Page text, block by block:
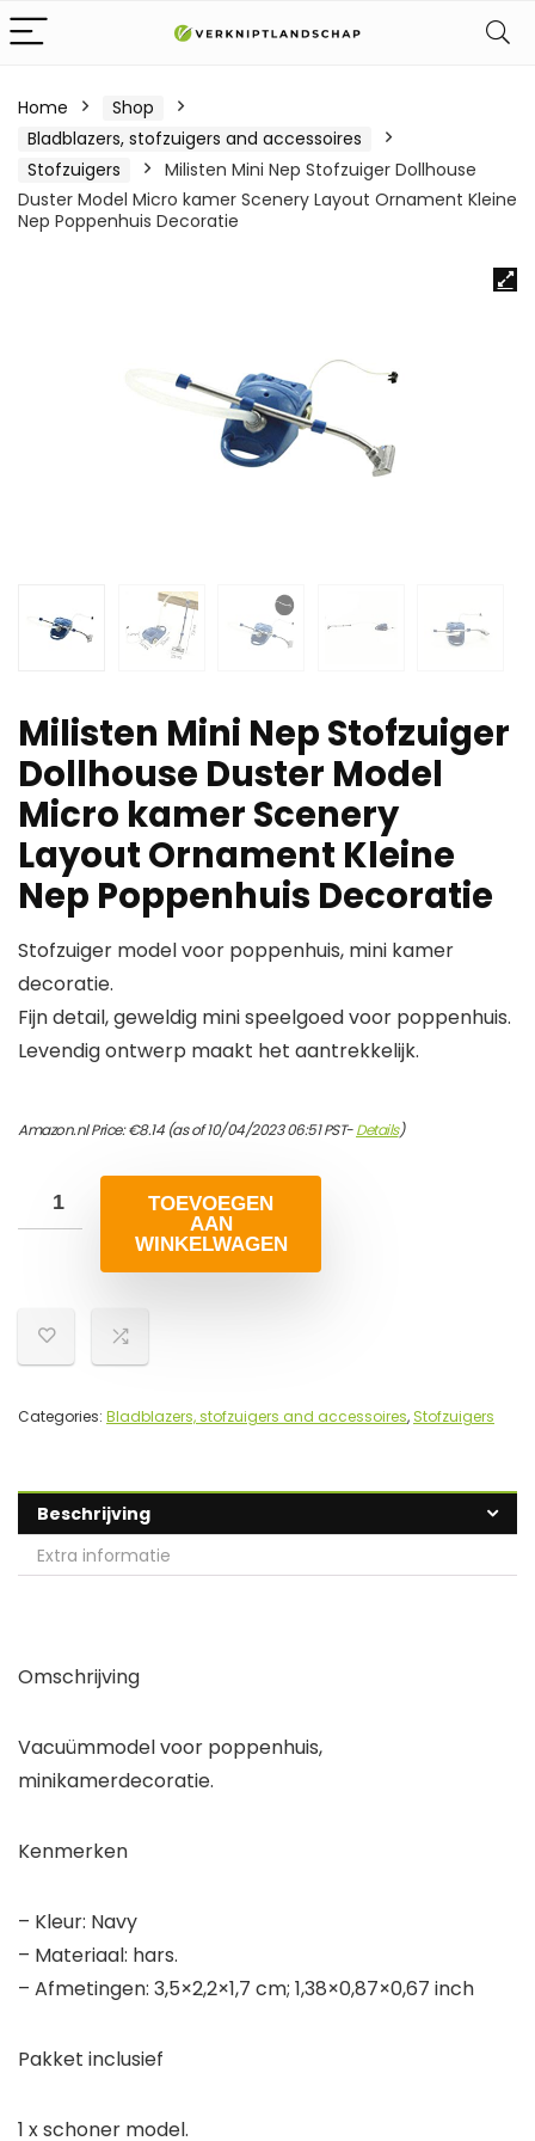
Home
Shop
Bladblazers, stofzuigers and accessoires
Stofzuigers
Milisten Mini Nep Stofzuiger Dollhouse
Duster Model Micro kamer Scenery Layout Ornament Kleine
Nep Poppenhuis Decoratie
Milisten Mini Nep Stofzuiger
Dollhouse Duster Model
Micro kamer Scenery
Layout Ornament Kleine
Nep Poppenhuis Decoratie
Stofzuiger model voor poppenhuis, mini kamer
decoratie.
Fijn detail, geweldig mini speelgoed voor poppenhuis.
Levendig ontwerp maakt het aantrekkelijk.
Amazon.nl Price:€8.14(as of 10/04/2023 06:51 PST-Details)
TOEVOEGEN
AAN
WINKELWAGEN
Categories: Bladblazers, stofzuigers and accessoires, Stofzuigers
Beschrijving
Extra informatie
Omschrijving
Vacuümmodel voor poppenhuis,
minikamerdecoratie.
Kenmerken
– Kleur: Navy
– Materiaal: hars.
– Afmetingen: 3,5×2,2×1,7 cm; 1,38×0,87×0,67 inch
Pakket inclusief
1 x schoner model.